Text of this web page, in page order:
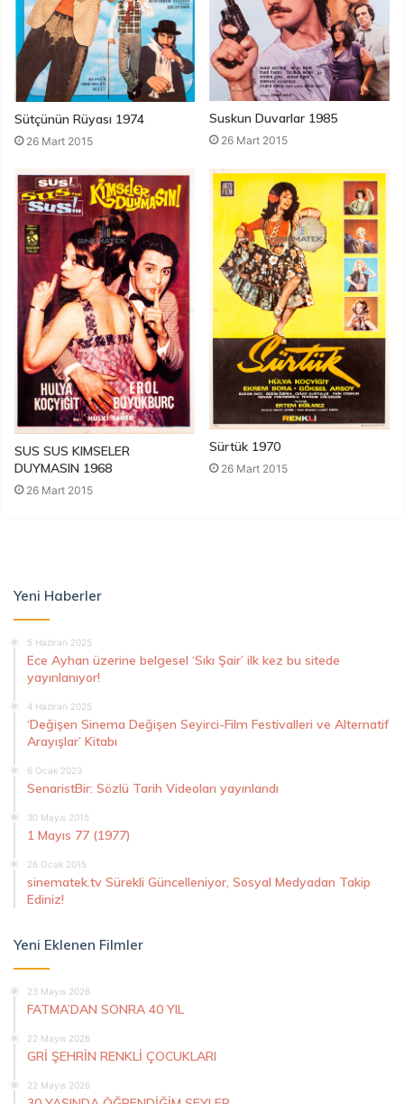
Sütçünün Rüyası 1974
26 Mart 2015
Suskun Duvarlar 1985
26 Mart 2015
SUS SUS KIMSELER
DUYMASIN 1968
26 Mart 2015
Sürtük 1970
26 Mart 2015
Yeni Haberler
5 Haziran 2025
Ece Ayhan üzerine belgesel ‘Sıkı Şair’ ilk kez bu sitede
yayınlanıyor!
4 Haziran 2025
‘Değişen Sinema Değişen Seyirci-Film Festivalleri ve Alternatif
Arayışlar’ Kitabı
6 Ocak 2023
SenaristBir: Sözlü Tarih Videoları yayınlandı
30 Mayıs 2015
1 Mayıs 77 (1977)
26 Ocak 2015
sinematek.tv Sürekli Güncelleniyor, Sosyal Medyadan Takip
Ediniz!
Yeni Eklenen Filmler
23 Mayıs 2026
FATMA’DAN SONRA 40 YIL
22 Mayıs 2026
GRİ ŞEHRİN RENKLİ ÇOCUKLARI
22 Mayıs 2026